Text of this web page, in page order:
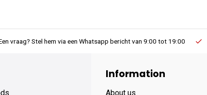
vraag? Stel hem via een Whatsapp bericht van 9:00 tot 19:00
Information
About us